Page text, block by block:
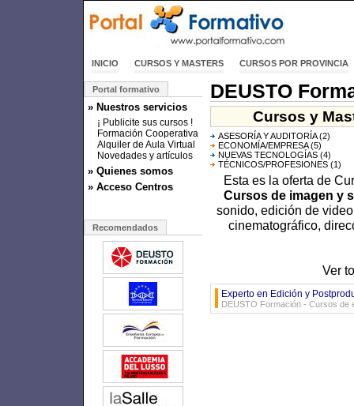
INICIO CURSOS Y MASTERS CURSOS POR PROVINCIA
Portal formativo
» Nuestros servicios
¡ Publicite sus cursos !
Formación Cooperativa
Alquiler de Aula Virtual
Novedades y artículos
» Quienes somos
» Acceso Centros
Recomendados
DEUSTO
Cursos y
ASESORÍA Y AUDITORÍA(2)
ECONOMÍA/EMPRESA(5)
NUEVAS TECNOLOGÍAS (4)
TÉCNICOS/PROFESIONES (1)
Esta es la oferta de
Cursos de imagen y
sonido, edición de
cinematográfico,
Ver
Experto en Edición y
DEUSTO Formación - Cursos de